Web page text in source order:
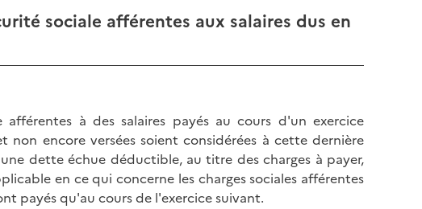
sociale afférentes aux salaires dus en
à des salaires payés au cours d'un exercice
encore versées soient considérées à cette dernière
dette échue déductible, au titre des charges à payer,
en ce qui concerne les charges sociales afférentes
payés qu'au cours de l'exercice suivant.